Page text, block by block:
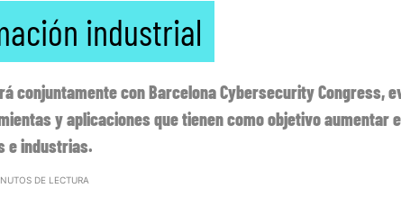
industrial
conjuntamente con Barcelona Cybersecurity Congress,
y aplicaciones que tienen como objetivo aumentar
e industrias.
DE LECTURA